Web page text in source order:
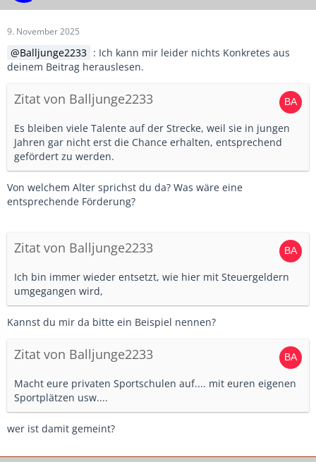
9. November 2025
Balljunge2233 : Ich kann mir leider nichts Konkretes aus
deinem Beitrag herauslesen.
Zitat von Balljunge2233
Es bleiben viele Talente auf der Strecke, weil sie in jungen
Jahren gar nicht erst die Chance erhalten, entsprechend
gefördert zu werden.
Von welchem Alter sprichst du da? Was wäre eine
entsprechende Förderung?
Zitat von Balljunge2233
Ich bin immer wieder entsetzt, wie hier mit Steuergeldern
umgegangen wird,
Kannst du mir da bitte ein Beispiel nennen?
Zitat von Balljunge2233
Macht eure privaten Sportschulen auf.... mit euren eigenen
Sportplätzen usw....
wer ist damit gemeint?